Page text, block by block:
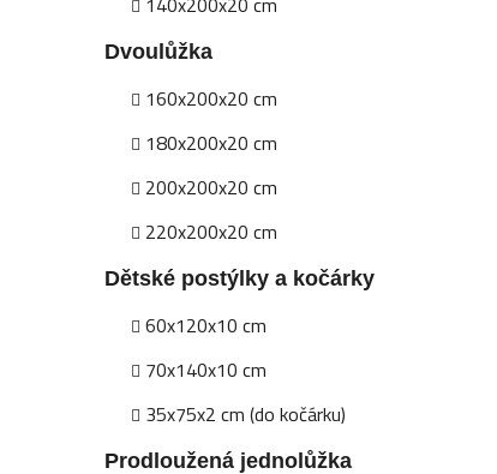
Dvoulůžka
160x200x20 cm
180x200x20 cm
200x200x20 cm
220x200x20 cm
Dětské postýlky a kočárky
60x120x10 cm
70x140x10 cm
35x75x2 cm (do kočárku)
Prodloužená jednolůžka